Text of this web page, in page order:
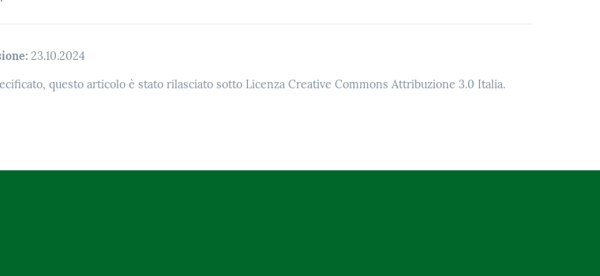
23.10.2024
questo articolo è stato rilasciato sotto Licenza Creative Commons Attribuzione 3.0 Italia.